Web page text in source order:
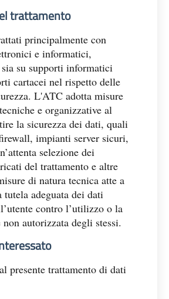
trattamento
principalmente con
e informatici,
su supporti informatici
cartacei nel rispetto delle
L'ATC adotta misure
e organizzative al
la sicurezza dei dati, quali
impianti server sicuri,
selezione dei
del trattamento e altre
di natura tecnica atte a
tutela adeguata dei dati
contro l’utilizzo o la
autorizzata degli stessi.
presente trattamento di dati